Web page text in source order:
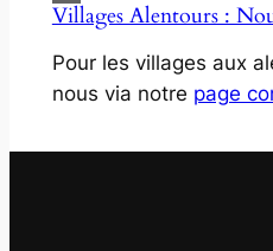
Villages Alentours :
Pour les villages aux
nous via notre page